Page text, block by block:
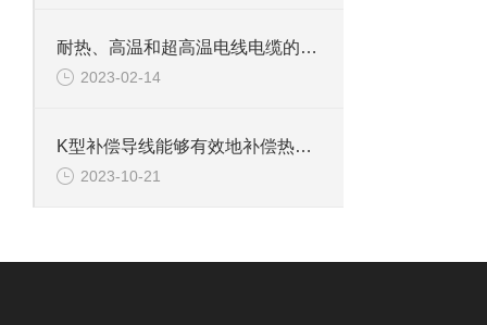
耐热、高温和超高温电线电缆的特性和用途
2023-02-14
K型补偿导线能够有效地补偿热电偶在温度测量中的误差
2023-10-21